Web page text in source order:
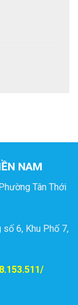
NAM
Tân Thới
6, Khu Phố 7,